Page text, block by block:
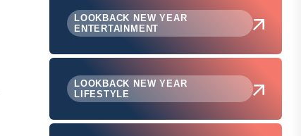
LOOKBACK NEW YEAR
ENTERTAINMENT
LOOKBACK NEW YEAR
LIFESTYLE